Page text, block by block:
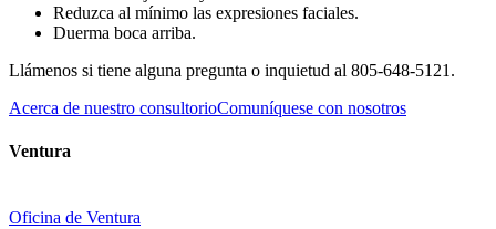
Reduzca al mínimo las expresiones faciales.
Duerma boca arriba.
Llámenos si tiene alguna pregunta o inquietud al 805-648-5121.
Acerca de nuestro consultorioComuníquese con nosotros
Ventura
Oficina de Ventura